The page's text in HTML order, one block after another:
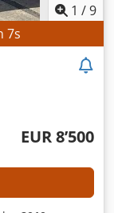
1 /9
4s
EUR 8’500